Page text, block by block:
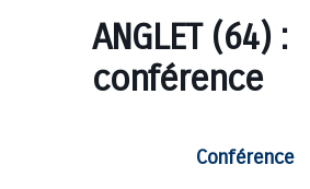
ANGLET (64) :
conférence
Conférence